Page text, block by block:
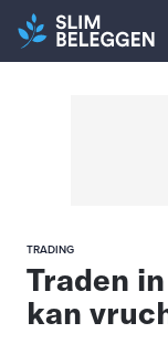
TRADING
Traden
kan